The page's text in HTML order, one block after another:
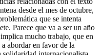
desde el mes de octubre,
que se intenta
Parece que va a ser un año
mucho trabajo, que en
abordar en favor de la